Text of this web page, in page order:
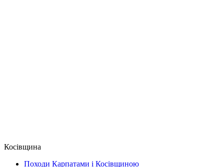
Косівщина
Походи Карпатами і Косівщиною